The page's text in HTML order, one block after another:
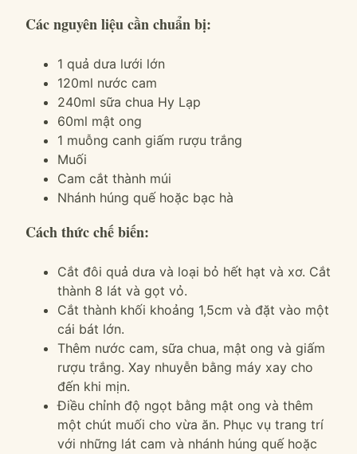
Các nguyên liệu cần chuẩn bị:
1 quả dưa lưới lớn
120ml nước cam
240ml sữa chua Hy Lạp
60ml mật ong
1 muỗng canh giấm rượu trắng
Muối
Cam cắt thành múi
Nhánh húng quế hoặc bạc hà
Cách thức chế biến:
Cắt đôi quả dưa và loại bỏ hết hạt và xơ. Cắt
thành 8 lát và gọt vỏ.
Cắt thành khối khoảng 1,5cm và đặt vào một
cái bát lớn.
Thêm nước cam, sữa chua, mật ong và giấm
rượu trắng. Xay nhuyễn bằng máy xay cho
đến khi mịn.
Điều chỉnh độ ngọt bằng mật ong và thêm
một chút muối cho vừa ăn. Phục vụ trang trí
với những lát cam và nhánh húng quế hoặc